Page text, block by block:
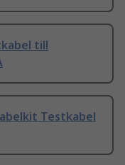
till
Testkabel